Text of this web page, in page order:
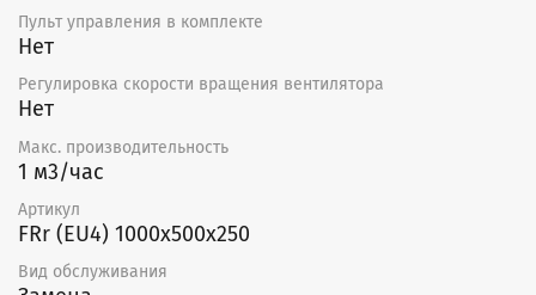
Пульт управления в комплекте
Нет
Регулировка скорости вращения вентилятора
Нет
Макс. производительность
1 м3/час
Артикул
FRr (EU4) 1000x500x250
Вид обслуживания